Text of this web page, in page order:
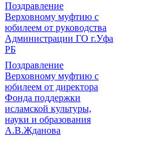
Поздравление
Верховному муфтию с
юбилеем от руководства
Администрации ГО г.Уфа
РБ
Поздравление
Верховному муфтию с
юбилеем от директора
Фонда поддержки
исламской культуры,
науки и образования
А.В.Жданова